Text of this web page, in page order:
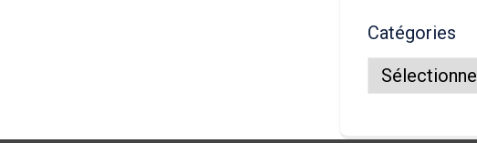
Catégories